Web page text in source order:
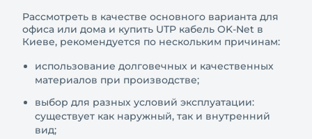
Рассмотреть в качестве основного варианта для
офиса или дома и купить UTP кабель OK-Net в
Киеве, рекомендуется по нескольким причинам:
использование долговечных и качественных
материалов при производстве;
выбор для разных условий эксплуатации:
существует как наружный, так и внутренний
вид;